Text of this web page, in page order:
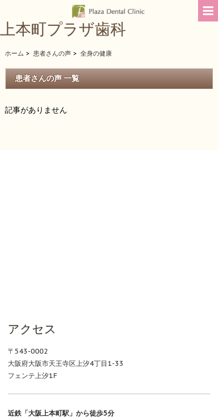
上本町プラザ歯科
ホーム > 患者さんの声 > 全身の健康
患者さんの声 一覧
記事がありません
アクセス
〒543-0002
大阪府大阪市天王寺区上汐4丁目1-33
フェンテ上汐1F
近鉄「大阪上本町駅」から徒歩5分